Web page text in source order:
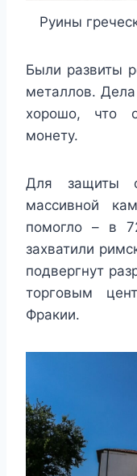
Руины
Были развиты
металлов.
хорошо, что
монету.
Для защиты
массивной
помогло – в
захватили
подвергнут
торговым
Фракии.